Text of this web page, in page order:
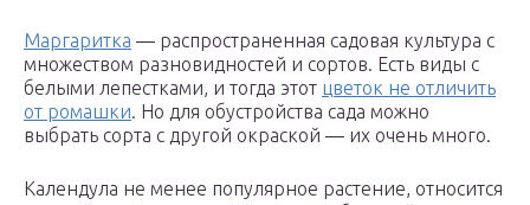
Маргаритка — распространенная садовая культура с
множеством разновидностей и сортов. Есть виды с
белыми лепестками, и тогда этот цветок не отличить
от ромашки. Но для обустройства сада можно
выбрать сорта с другой окраской — их очень много.
Календула не менее популярное растение, относится